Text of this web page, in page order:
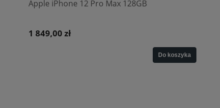
Apple iPhone 12 Pro Max 128GB
1 849,00 zł
Do koszyka